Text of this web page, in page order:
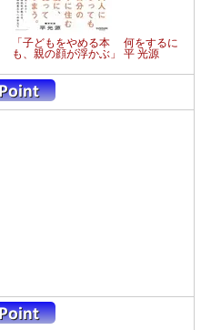
「子どもをやめる本 何をするに
も、親の顔が浮かぶ」 平 光源